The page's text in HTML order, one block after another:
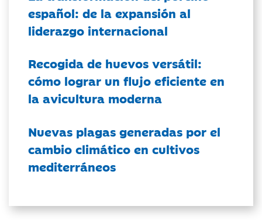
español: de la expansión al
liderazgo internacional
Recogida de huevos versátil:
cómo lograr un flujo eficiente en
la avicultura moderna
Nuevas plagas generadas por el
cambio climático en cultivos
mediterráneos